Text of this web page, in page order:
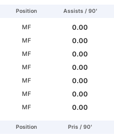
Position Assists / 90'
MF
0.00
MF
0.00
MF
0.00
MF
0.00
MF
0.00
MF
0.00
MF 0.00
Position Pris / 90'